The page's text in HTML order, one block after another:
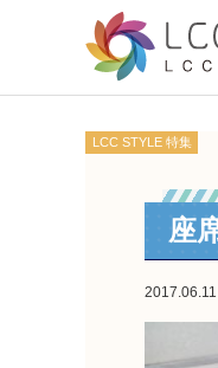
LCC STYLE 特集
座
2017.06.11